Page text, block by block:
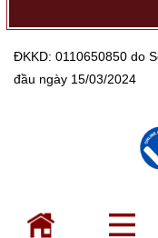
ĐKKD: 0110650850 do
đầu ngày 15/03/2024